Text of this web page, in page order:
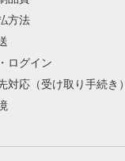
方法
ログイン
対応（受け取り手続き）